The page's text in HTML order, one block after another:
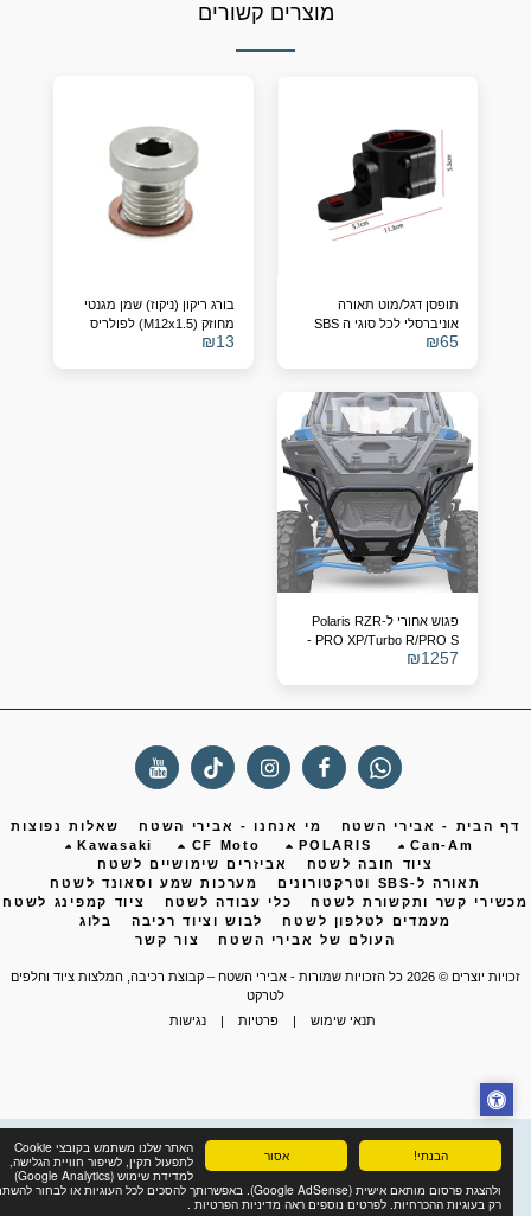
הבנתי! אסור
האתר שלנו משתמש בקובצי Cookie
לתפעול תקין, לשיפור חוויית הגלישה,
למדידת שימוש (Google Analytics)
ולהצגת פרסום מותאם אישית (Google AdSense). באפשרותך להסכים לכל העוגיות או לבחור להשתמש
רק בעוגיות ההכרחיות. לפרטים נוספים ראה מדיניות הפרטיות .
מוצרים קשורים
תופסן דגל/מוט תאורה
אוניברסלי לכל סוגי ה SBS
₪65
בורג ריקון (ניקוז) שמן מגנטי
מחוזק (M12x1.5) לפולריס
RZR, ריינג'ר וספורטסמן –₪
פגוש אחורי ל-Polaris RZR
PRO XP/Turbo R/PRO S -
מחליף מספר קטלוגי
₪1257
הבית - אבירי השטח מי אנחנו - אבירי השטח
שאלות נפוצות
Can-Am
POLARIS
CF Moto
Kawasaki
ציוד חובה לשטח
אביזרים שימושיים לשטח
תאורה ל-SBS וטרקטורונים
מערכות שמע וסאונד לשטח
קשר ותקשורת לשטח
כלי עבודה לשטח
ציוד קמפינג לשטח
מעמדים לטלפון לשטח
לבוש וציוד רכיבה
בלוג
העולם של אבירי השטח
צור קשר
יוצרים © 2026 כל הזכויות שמורות -
אבירי השטח – קבוצת רכיבה, המלצות ציוד וחלפים
לטרקט
תנאי שימוש| פרטיות| נגישות